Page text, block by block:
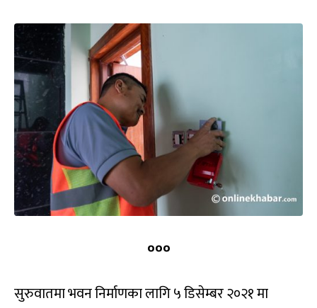
०००
सुरुवातमा भवन निर्माणका लागि ५ डिसेम्बर २०२१ मा